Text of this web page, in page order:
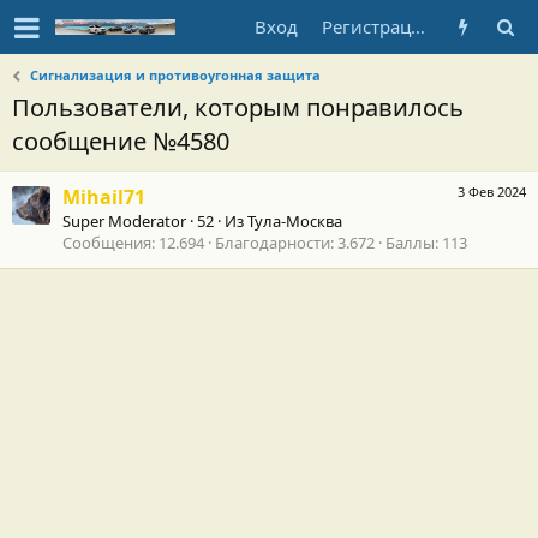
Вход Регистрация
Сигнализация и противоугонная защита
Пользователи, которым понравилось
сообщение №4580
3 Фев 2024
Mihail71
Super Moderator ·52 · ИзТула-Москва
Сообщения 12.694 Благодарности 3.672 Баллы 113